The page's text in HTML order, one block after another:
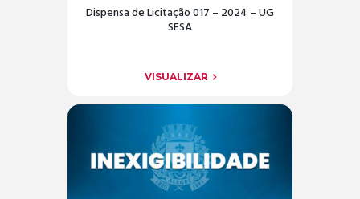
Dispensa de Licitação 017 – 2024 – UG
SESA
VISUALIZAR